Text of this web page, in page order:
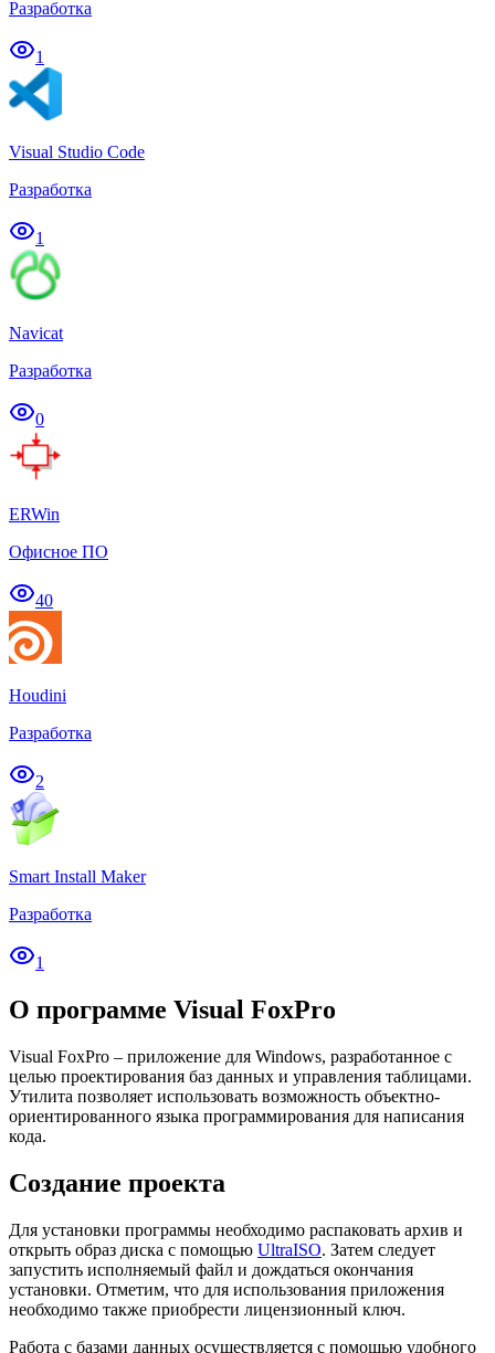
Разработка
1
Visual Studio Code
Разработка
1
Navicat
Разработка
0
ERWin
Офисное ПО
40
Houdini
Разработка
2
Smart Install Maker
Разработка
1
О программе Visual FoxPro
Visual FoxPro – приложение для Windows, разработанное с
целью проектирования баз данных и управления таблицами.
Утилита позволяет использовать возможность объектно-
ориентированного языка программирования для написания
кода.
Создание проекта
Для установки программы необходимо распаковать архив и
открыть образ диска с помощью UltraISO. Затем следует
запустить исполняемый файл и дождаться окончания
установки. Отметим, что для использования приложения
необходимо также приобрести лицензионный ключ.
Работа с базами данных осуществляется с помощью удобного